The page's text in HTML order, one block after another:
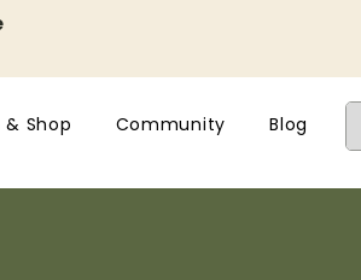
& Shop Community Blog